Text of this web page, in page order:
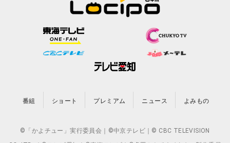
番組 ショート プレミアム ニュース よみもの
©「かよチュー」実行委員会｜©中京テレビ｜© CBC TELEVISION